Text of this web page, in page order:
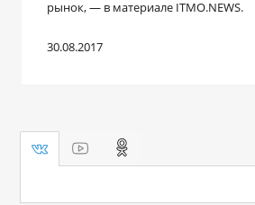
рынок, — в материале ITMO.NEWS.
30.08.2017